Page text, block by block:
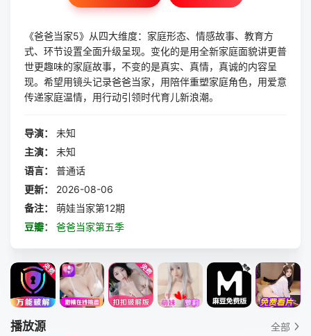
《爸爸当家5》从四大维度：家庭形态、情感故事、教育方
式、环节设置全面升级呈现。变化的是用全新家庭面貌讲更普
世更趣味的家庭故事，不变的是真实、真情，真诚的内容呈
现。希望用镜头记录爸爸当家，用陪伴重塑家庭角色，用爱意
传递家庭温情，用行动引领时代育儿新浪潮。
导演：
未知
主演：
未知
语言：
普通话
更新：
2026-08-06
备注：
萌娃当家第12期
豆瓣：
爸爸当家第五季
播放源 全部